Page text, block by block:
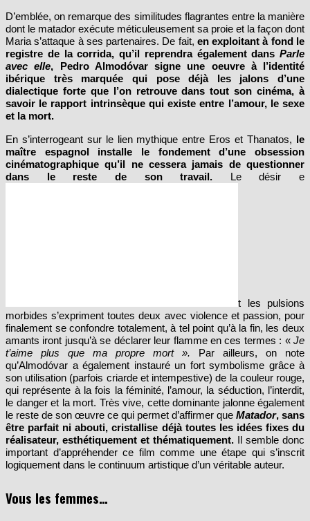
D’emblée, on remarque des similitudes flagrantes entre la manière
dont le matador exécute méticuleusement sa proie et la façon dont
Maria s’attaque à ses partenaires. De fait, en exploitant à fond le
registre de la corrida, qu’il reprendra également dans Parle
avec elle, Pedro Almodóvar signe une oeuvre à l’identité
ibérique très marquée qui pose déjà les jalons d’une
dialectique forte que l’on retrouve dans tout son cinéma, à
savoir le rapport intrinsèque qui existe entre l’amour, le sexe
et la mort.
En s’interrogeant sur le lien mythique entre Eros et Thanatos, le
maître espagnol installe le fondement d’une obsession
cinématographique qu’il ne cessera jamais de questionner
dans le reste de son travail. Le désir e
t les pulsions
morbides s’expriment toutes deux avec violence et passion, pour
finalement se confondre totalement, à tel point qu’à la fin, les deux
amants iront jusqu’à se déclarer leur flamme en ces termes : « Je
t’aime plus que ma propre mort ». Par ailleurs, on note
qu’Almodóvar a également instauré un fort symbolisme grâce à
son utilisation (parfois criarde et intempestive) de la couleur rouge,
qui représente à la fois la féminité, l’amour, la séduction, l’interdit,
le danger et la mort. Très vive, cette dominante jalonne également
le reste de son œuvre ce qui permet d’affirmer que Matador, sans
être parfait ni abouti, cristallise déjà toutes les idées fixes du
réalisateur, esthétiquement et thématiquement. Il semble donc
important d’appréhender ce film comme une étape qui s’inscrit
logiquement dans le continuum artistique d’un véritable auteur.
Vous les femmes…